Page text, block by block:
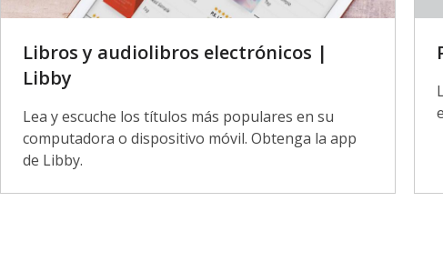
Libros y audiolibros electrónicos |
Libby
Lea y escuche los títulos más populares en su
computadora o dispositivo móvil. Obtenga la app
de Libby.